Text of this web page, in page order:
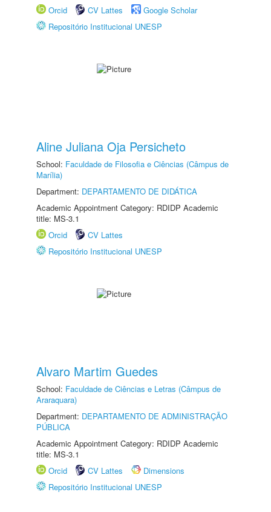
Orcid
CV Lattes
Google Scholar
Repositório Institucional UNESP
Aline Juliana Oja Persicheto
School: Faculdade de Filosofia e Ciências (Câmpus de
Marília)
Department: DEPARTAMENTO DE DIDÁTICA
Academic Appointment Category: RDIDP Academic
title: MS-3.1
Orcid
CV Lattes
Repositório Institucional UNESP
Alvaro Martim Guedes
School: Faculdade de Ciências e Letras (Câmpus de
Araraquara)
Department: DEPARTAMENTO DE ADMINISTRAÇÃO
PÚBLICA
Academic Appointment Category: RDIDP Academic
title: MS-3.1
Orcid
CV Lattes
Dimensions
Repositório Institucional UNESP